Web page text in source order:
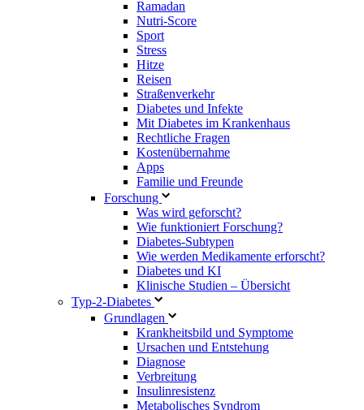
Ramadan
Nutri-Score
Sport
Stress
Hitze
Reisen
Straßenverkehr
Diabetes und Infekte
Mit Diabetes im Krankenhaus
Rechtliche Fragen
Kostenübernahme
Apps
Familie und Freunde
Forschung
Was wird geforscht?
Wie funktioniert Forschung?
Diabetes-Subtypen
Wie werden Medikamente erforscht?
Diabetes und KI
Klinische Studien – Übersicht
Typ-2-Diabetes
Grundlagen
Krankheitsbild und Symptome
Ursachen und Entstehung
Diagnose
Verbreitung
Insulinresistenz
Metabolisches Syndrom